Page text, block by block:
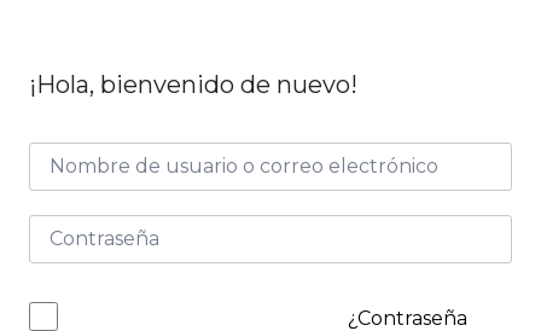
¡Hola, bienvenido de nuevo!
¿Contraseña
Curso Teórico-Práctico De
Inseminación Artificial En
$320,00 + ADD